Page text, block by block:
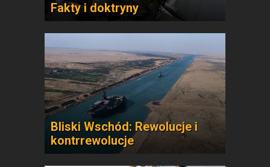
Fakty i doktryny
Bliski Wschód: Rewolucje i
kontrrewolucje